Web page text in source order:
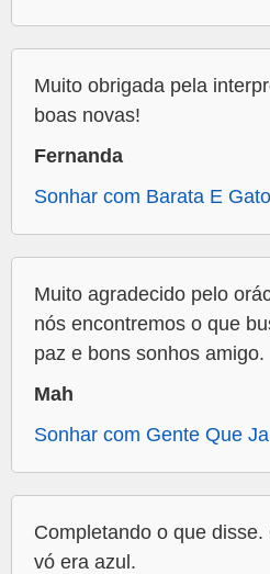
Muito obrigada pela
boas novas!
Fernanda
Sonhar com Barata E Gato
Muito agradecido pelo
nós encontremos o que
paz e bons sonhos amigo.
Mah
Sonhar com Gente Que
Completando o que
vó era azul.